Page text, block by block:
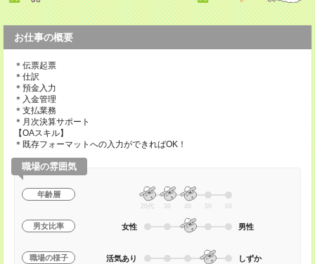
お仕事の概要
＊伝票起票
＊仕訳
＊預金入力
＊入金管理
＊支払業務
＊月次決算サポート
【OAスキル】
＊既存フォーマットへの入力ができればOK！
職場の雰囲気
年齢層
20代 30 40 50 60
男女比率 女性 男性
職場の様子 活気あり しずか